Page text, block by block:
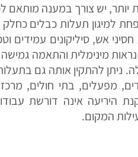
יש צורך במענה מותאם
למיגון תעלות כבלים
אש, סיליקונים עמידים
מינימלית והתאמה גמישה
ניתן להתקין אותה גם
מפעלים, בתי חולים,
היריעה אינה דורשת
המקום.